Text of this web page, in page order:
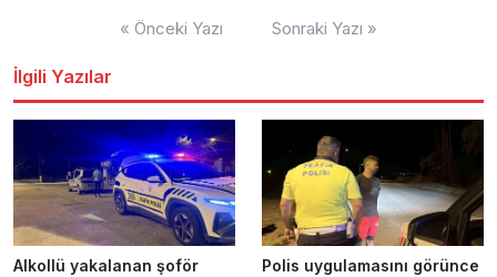
« Önceki Yazı Sonraki Yazı »
İlgili Yazılar
Alkollü yakalanan şoför
Polis uygulamasını görünce